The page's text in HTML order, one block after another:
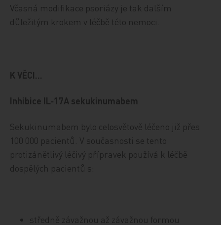
Včasná modifikace psoriázy je tak dalším
důležitým krokem v léčbě této nemoci.
K VĚCI...
Inhibice IL‑17A sekukinumabem
Sekukinumabem bylo celosvětově léčeno již přes
100 000 pacientů. V současnosti se tento
protizánětlivý léčivý přípravek používá k léčbě
dospělých pacientů s:
středně závažnou až závažnou formou